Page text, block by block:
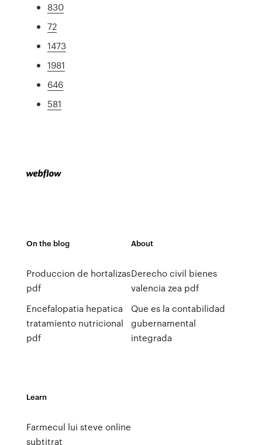
830
72
1473
1981
646
581
On the blog
Produccion de hortalizas
pdf
Encefalopatia hepatica
tratamiento nutricional
pdf
About
Derecho civil bienes
valencia zea pdf
Que es la contabilidad
gubernamental
integrada
Learn
Farmecul lui steve online
subtitrat